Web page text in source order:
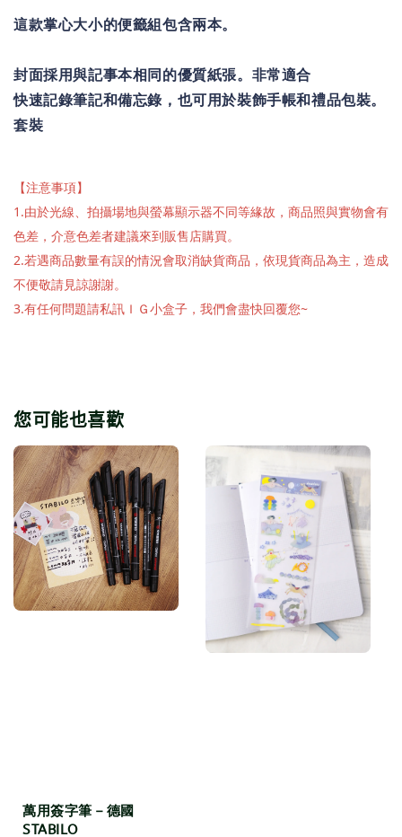
這款掌心大小的便籤組包含兩本。
封面採用與記事本相同的優質紙張。非常適合
快速記錄筆記和備忘錄，也可用於裝飾手帳和禮品包裝。
套裝
【注意事項】
1.由於光線、拍攝場地與螢幕顯示器不同等緣故，商品照與實物會有
色差，介意色差者建議來到販售店購買。
2.若遇商品數量有誤的情況會取消缺貨商品，依現貨商品為主，造成
不便敬請見諒謝謝。
3.有任何問題請私訊ＩＧ小盒子，我們會盡快回覆您~
您可能也喜歡
萬用簽字筆－德國
STABILO